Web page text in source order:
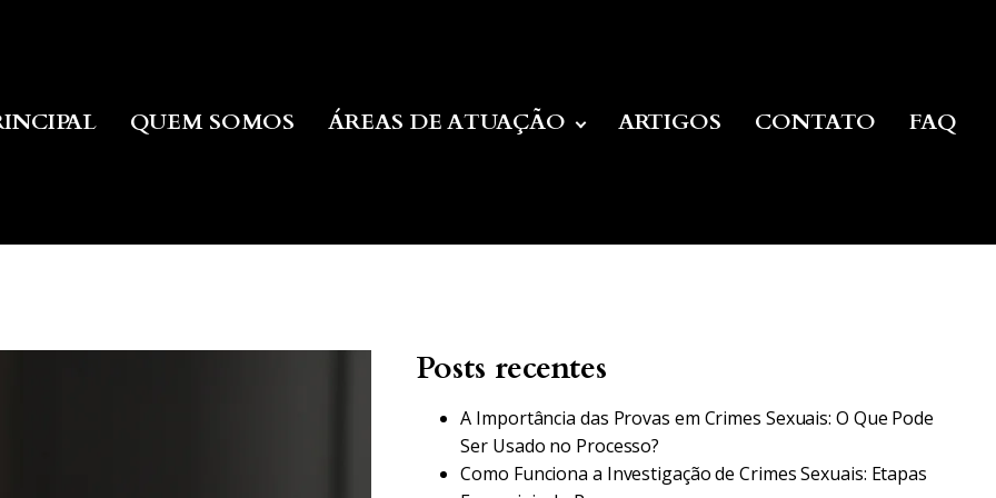
QUEM SOMOS ÁREAS DE ATUAÇÃO ARTIGOS CONTATO FAQ
Posts recentes
A Importância das Provas em Crimes Sexuais: O Que Pode
Ser Usado no Processo?
Como Funciona a Investigação de Crimes Sexuais: Etapas